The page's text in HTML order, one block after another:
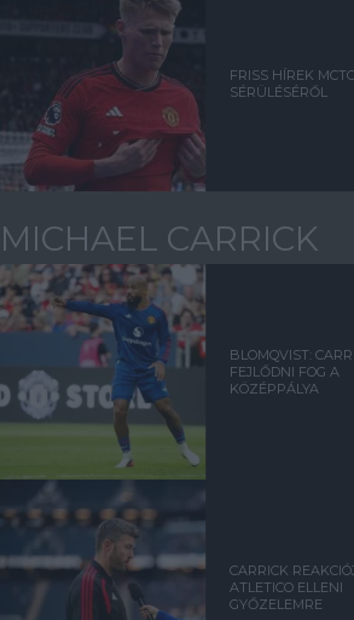
FRISS HÍREK
SÉRÜLÉSÉRŐL
MICHAEL CARRICK
BLOMQVIST:
FEJLŐDNI FOG A
KÖZÉPPÁLYA
CARRICK
ATLETICO ELLENI
GYŐZELEMRE